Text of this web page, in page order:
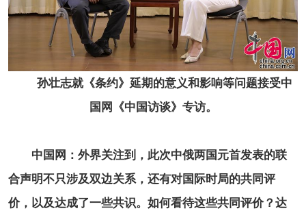
孙壮志就《条约》延期的意义和影响等问题接受中
国网《中国访谈》专访。
中国网：外界关注到，此次中俄两国元首发表的联
合声明不只涉及双边关系，还有对国际时局的共同评
价，以及达成了一些共识。如何看待这些共同评价？达